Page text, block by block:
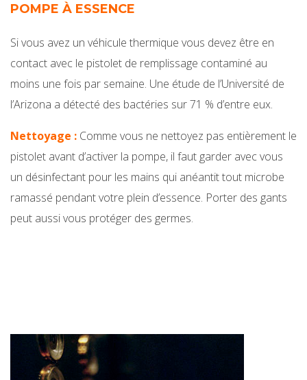
POMPE À ESSENCE
Si vous avez un véhicule thermique vous devez être en
contact avec le pistolet de remplissage contaminé au
moins une fois par semaine. Une étude de l’Université de
l’Arizona a détecté des bactéries sur 71 % d’entre eux.
Nettoyage : Comme vous ne nettoyez pas entièrement le
pistolet avant d’activer la pompe, il faut garder avec vous
un désinfectant pour les mains qui anéantit tout microbe
ramassé pendant votre plein d’essence. Porter des gants
peut aussi vous protéger des germes.